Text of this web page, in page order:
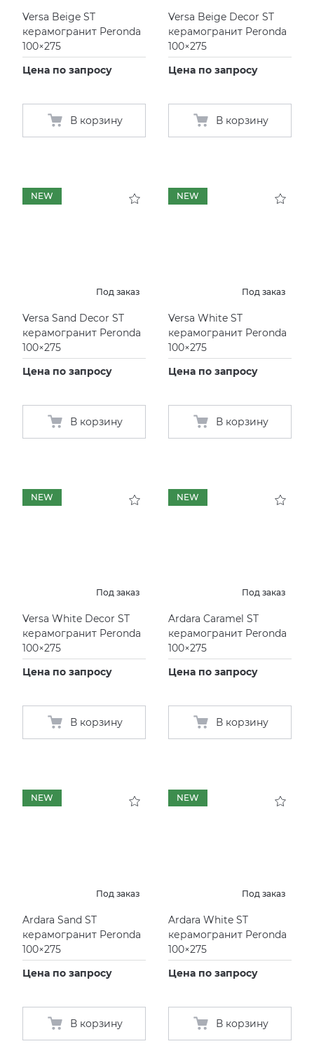
EMIL CERAMICA
EQUIPE
FIORANESE
IDALGO
KERAMA MARAZZI
PAMESA
PERONDA
SANT’AGOSTINO
VIDREPUR
ШКАФЫ И ПЕНАЛЫ
ДУШЕВЫЕ ОГРАЖДЕНИЯ
ИНСТАЛЛЯЦИИ И КЛАВИШИ СМЫВА
ПЛАСТИНЫ ИЗ ИСКУССТВЕННОГО КАМНЯ
ПОЛОТЕНЦЕСУШИТЕЛИ
СМЕСИТЕЛИ
УНИТАЗЫ И ПИCCУАРЫ
ПРОФИЛИ И ПЛИНТУСЫ
РЕМОНТНЫЕ СОСТАВЫ ДЛЯ БЕТОНА
Versa Beige ST
керамогранит Peronda
100×275
Цена по запросу
В корзину
Versa Beige Decor ST
керамогранит Peronda
100×275
Цена по запросу
В корзину
NEW
Под заказ
Versa Sand Decor ST
керамогранит Peronda
100×275
Цена по запросу
В корзину
NEW
Под заказ
Versa White ST
керамогранит Peronda
100×275
Цена по запросу
В корзину
NEW
Под заказ
Versa White Decor ST
керамогранит Peronda
100×275
Цена по запросу
В корзину
NEW
Под заказ
Ardara Caramel ST
керамогранит Peronda
100×275
Цена по запросу
В корзину
NEW
Под заказ
Ardara Sand ST
керамогранит Peronda
100×275
Цена по запросу
В корзину
NEW
Под заказ
Ardara White ST
керамогранит Peronda
100×275
Цена по запросу
В корзину